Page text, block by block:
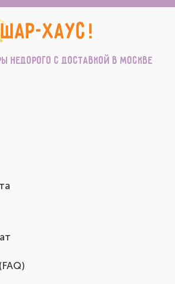
недорого с доставкой в Москве